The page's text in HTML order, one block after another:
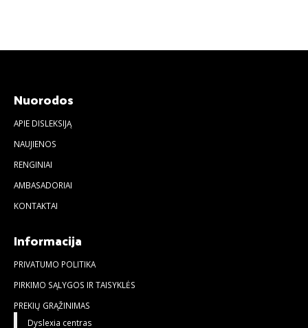
Nuorodos
APIE DISLEKSIJĄ
NAUJIENOS
RENGINIAI
AMBASADORIAI
KONTAKTAI
Informacija
PRIVATUMO POLITIKA
PIRKIMO SĄLYGOS IR TAISYKLĖS
PREKIŲ GRĄŽINIMAS
Dyslexia centras